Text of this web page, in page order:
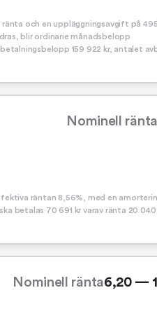
ränta och en uppläggningsavgift på 495
blir ordinarie månadsbelopp
159 922 kr, antalet
Nominell ränta
räntan 8,56%, med en
betalas 70 691 kr varav ränta 20 040
Nominell ränta6,20 —